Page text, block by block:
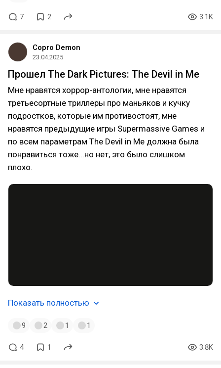
7 2 3.1K
Copro Demon
23.04.2025
Прошел The Dark Pictures: The Devil in Me
Мне нравятся хоррор-антологии, мне нравятся
третьесортные триллеры про маньяков и кучку
подростков, которые им противостоят, мне
нравятся предыдущие игры Supermassive Games и
по всем параметрам The Devil in Me должна была
понравиться тоже...но нет, это было слишком
плохо.
Показать полностью
9 2 1 1
4 1 3.8K